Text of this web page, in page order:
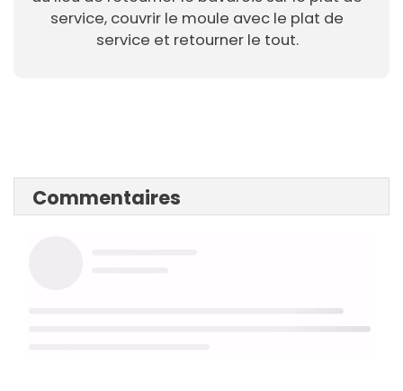
service, couvrir le moule avec le plat de
service et retourner le tout.
Commentaires